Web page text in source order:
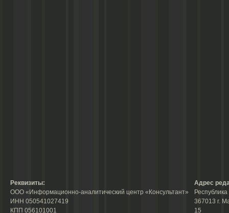
Реквизиты:
ООО «Информационно-аналитический центр «Консультант»
ИНН 050541027419
КПП 056101001
Адрес
367013 г.
15